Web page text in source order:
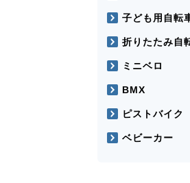
子ども用自転
折りたたみ自
ミニベロ
BMX
ピストバイク
ベビーカー